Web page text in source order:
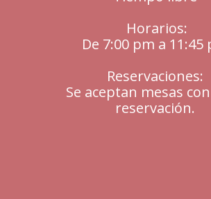
Horarios:
De 7:00 pm a 11:45
Reservaciones:
Se aceptan mesas
reservación.